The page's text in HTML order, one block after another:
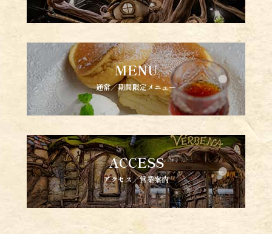
MENU
通常／期間限定メニュー
ACCESS
アクセス／営業案内